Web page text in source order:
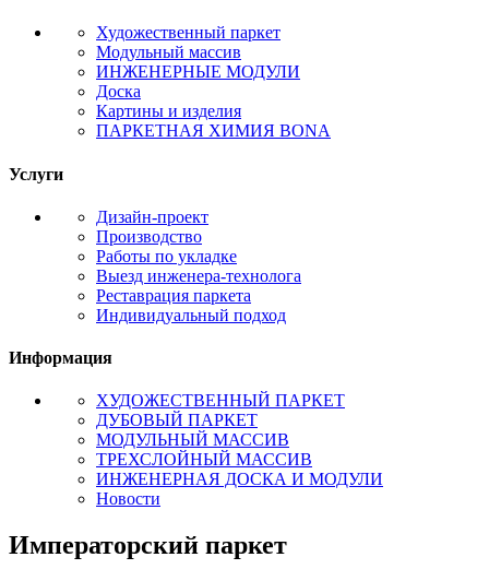
Художественный паркет
Модульный массив
ИНЖЕНЕРНЫЕ МОДУЛИ
Доска
Картины и изделия
ПАРКЕТНАЯ ХИМИЯ BONA
Услуги
Дизайн-проект
Производство
Работы по укладке
Выезд инженера-технолога
Реставрация паркета
Индивидуальный подход
Информация
ХУДОЖЕСТВЕННЫЙ ПАРКЕТ
ДУБОВЫЙ ПАРКЕТ
МОДУЛЬНЫЙ МАССИВ
ТРЕХСЛОЙНЫЙ МАССИВ
ИНЖЕНЕРНАЯ ДОСКА И МОДУЛИ
Новости
Императорский паркет